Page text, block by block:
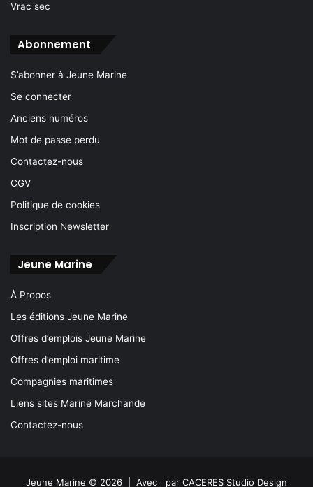
Vrac sec
Abonnement
S’abonner à Jeune Marine
Se connecter
Anciens numéros
Mot de passe perdu
Contactez-nous
CGV
Politique de cookies
Inscription Newsletter
Jeune Marine
À Propos
Les éditions Jeune Marine
Offres d’emplois Jeune Marine
Offres d’emploi maritime
Compagnies maritimes
Liens sites Marine Marchande
Contactez-nous
Jeune Marine © 2026 | Avec par CACERES Studio Design